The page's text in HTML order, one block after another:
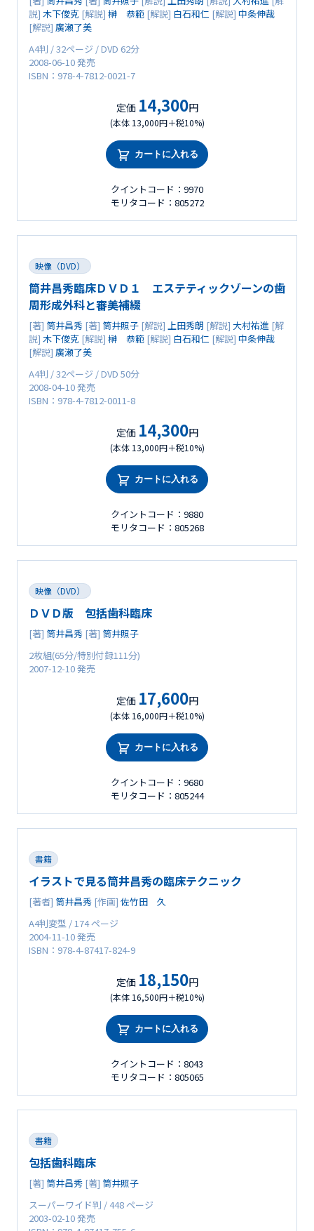
説] 木下俊克 [解説] 榊 恭範 [解説] 白石和仁 [解説] 中条伸哉
[解説] 廣瀬了美
A4判 / 32ページ / DVD 62分
2008-06-10 発売
ISBN：978-4-7812-0021-7
定価 14,300円
(本体 13,000円＋税10%)
カートに入れる
クイントコード：9970
モリタコード：805272
映像（DVD）
筒井昌秀臨床ＤＶＤ１ エステティックゾーンの歯
周形成外科と審美補綴
[著] 筒井昌秀 [著] 筒井照子 [解説] 上田秀朗 [解説] 大村祐進 [解
説] 木下俊克 [解説] 榊 恭範 [解説] 白石和仁 [解説] 中条伸哉
[解説] 廣瀬了美
A4判 / 32ページ / DVD 50分
2008-04-10 発売
ISBN：978-4-7812-0011-8
定価 14,300円
(本体 13,000円＋税10%)
カートに入れる
クイントコード：9880
モリタコード：805268
映像（DVD）
ＤＶＤ版 包括歯科臨床
[著] 筒井昌秀 [著] 筒井照子
2枚組(65分/特別付録111分)
2007-12-10 発売
定価 17,600円
(本体 16,000円＋税10%)
カートに入れる
クイントコード：9680
モリタコード：805244
書籍
イラストで見る筒井昌秀の臨床テクニック
[著者] 筒井昌秀 [作画] 佐竹田 久
A4判変型 / 174 ページ
2004-11-10 発売
ISBN：978-4-87417-824-9
定価 18,150円
(本体 16,500円＋税10%)
カートに入れる
クイントコード：8043
モリタコード：805065
書籍
包括歯科臨床
[著] 筒井昌秀 [著] 筒井照子
スーパーワイド判 / 448 ページ
2003-02-10 発売